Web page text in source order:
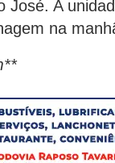
José. A
na